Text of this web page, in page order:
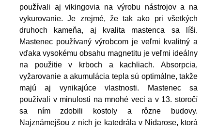
používali aj vikingovia na výrobu nástrojov a na
vykurovanie. Je zrejmé, že tak ako pri všetkých
druhoch kameňa, aj kvalita mastenca sa líši.
Mastenec používaný výrobcom je veľmi kvalitný a
vďaka vysokému obsahu magnetitu je veľmi ideálny
na použitie v krboch a kachliach. Absorpcia,
vyžarovanie a akumulácia tepla sú optimálne, takže
majú aj vynikajúce vlastnosti.
Mastenec sa
používali v minulosti na mnohé veci a v 13. storočí
sa ním zdobili kostoly a rôzne budovy.
Najznámejšou z nich je katedrála v Nidarose, ktorá